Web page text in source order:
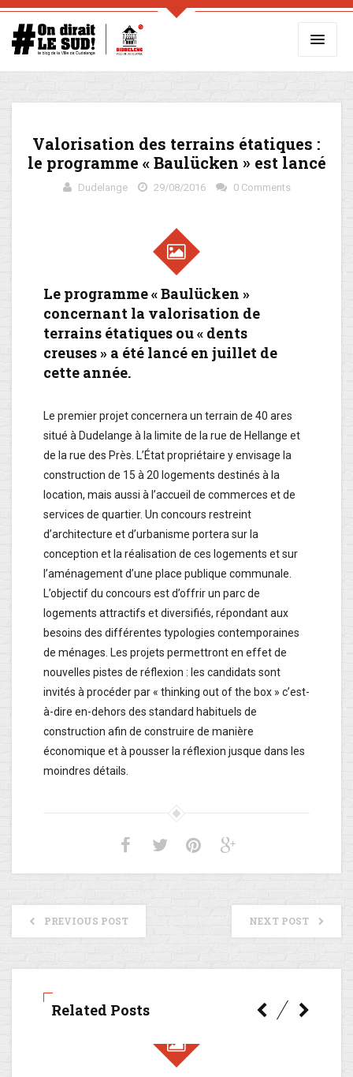
Valorisation des terrains étatiques :
le programme « Baulücken » est lancé
Dudelange 29/08/2016 0 Comments
Le programme « Baulücken »
concernant la valorisation de
terrains étatiques ou « dents
creuses » a été lancé en juillet de
cette année.
Le premier projet concernera un terrain de 40 ares
situé à Dudelange à la limite de la rue de Hellange et
de la rue des Près. L’État propriétaire y envisage la
construction de 15 à 20 logements destinés à la
location, mais aussi à l’accueil de commerces et de
services de quartier. Un concours restreint
d’architecture et d’urbanisme portera sur la
conception et la réalisation de ces logements et sur
l’aménagement d’une place publique communale.
L’objectif du concours est d’offrir un parc de
logements attractifs et diversifiés, répondant aux
besoins des différentes typologies contemporaines
de ménages. Les projets permettront en effet de
nouvelles pistes de réflexion : les candidats sont
invités à procéder par « thinking out of the box » c’est-
à-dire en-dehors des standard habituels de
construction afin de construire de manière
économique et à pousser la réflexion jusque dans les
moindres détails.
PREVIOUS POST NEXT POST
Related Posts